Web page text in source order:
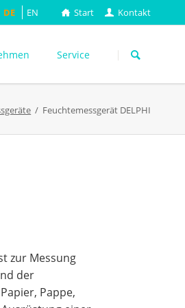
Start Kontakt
DE EN
überspringen
EN
Service
Feuchtemessgerät DELPHI
zur Messung
der
Pappe,